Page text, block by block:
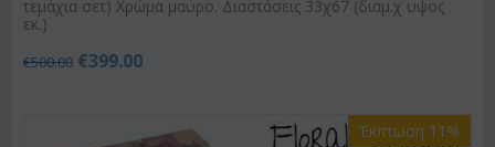
τεμάχια σετ) Χρώμα μαύρο. Διαστάσεις 33χ67 (διαμ.χ υψος
εκ.)
€500.00 €399.00
Έκπτωση 11%